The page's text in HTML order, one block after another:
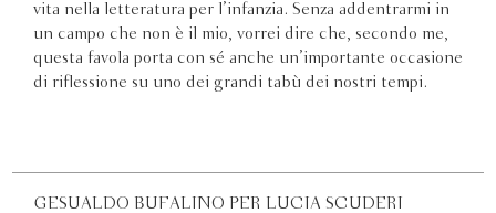
vita nella letteratura per l’infanzia. Senza addentrarmi in
un campo che non è il mio, vorrei dire che, secondo me,
questa favola porta con sé anche un’importante occasione
di riflessione su uno dei grandi tabù dei nostri tempi.
GESUALDO BUFALINO PER LUCIA SCUDERI